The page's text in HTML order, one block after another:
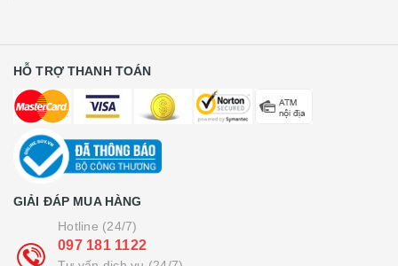
HỖ TRỢ THANH TOÁN
GIẢI ĐÁP MUA HÀNG
Hotline (24/7)
097 181 1122